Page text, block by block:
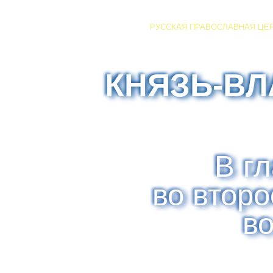
РУССКАЯ ПРАВОСЛАВНАЯ
КНЯЗЬ-
В
во